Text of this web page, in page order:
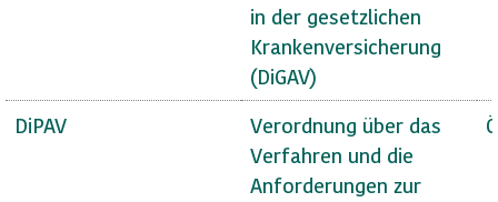
in der gesetzlichen
Krankenversicherung
(DiGAV)
DiPAV
Verordnung über das
Verfahren und die
Anforderungen zur